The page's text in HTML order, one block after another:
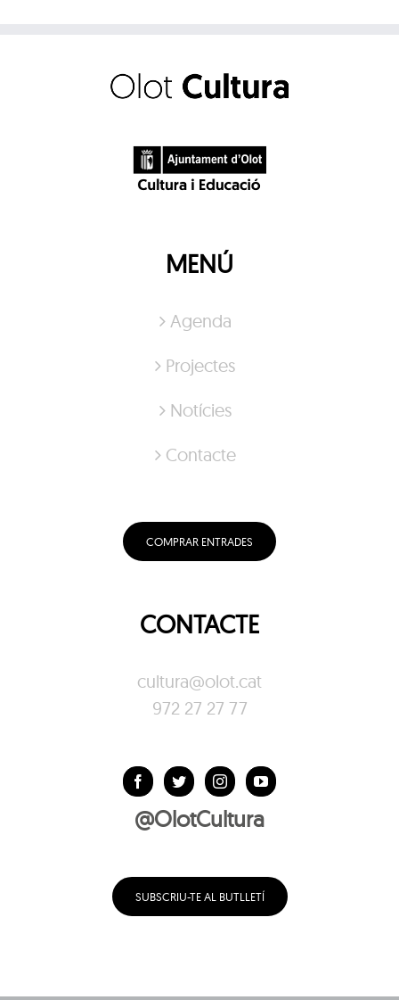
MENÚ
Agenda
Projectes
Notícies
Contacte
COMPRAR ENTRADES
CONTACTE
cultura@olot.cat
972 27 27 77
@OlotCultura
SUBSCRIU-TE AL BUTLLETÍ